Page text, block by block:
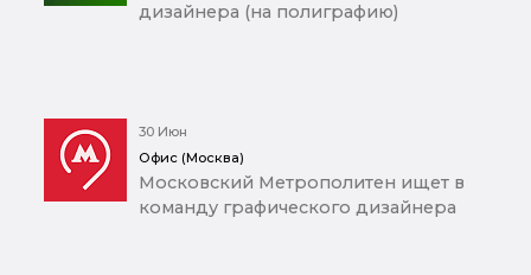
дизайнера (на полиграфию)
30 Июн
Офис (Москва)
Московский Метрополитен ищет в
команду графического дизайнера